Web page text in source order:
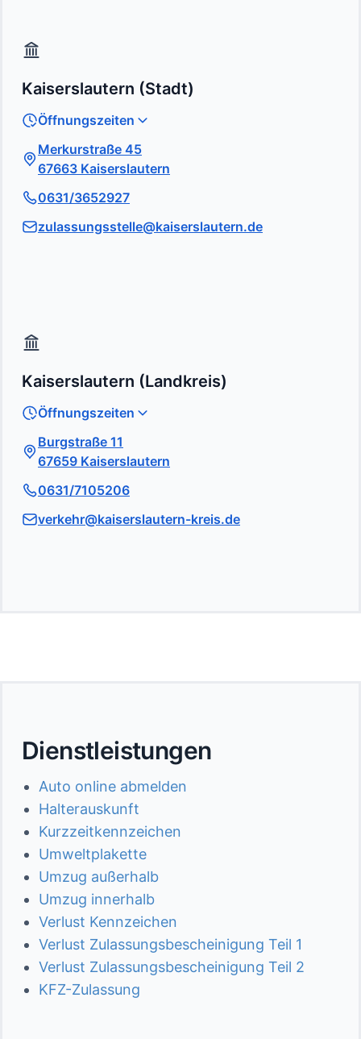
Kaiserslautern (Stadt)
Öffnungszeiten
Merkurstraße 45
67663 Kaiserslautern
0631/3652927
zulassungsstelle@kaiserslautern.de
Kaiserslautern (Landkreis)
Öffnungszeiten
Burgstraße 11
67659 Kaiserslautern
0631/7105206
verkehr@kaiserslautern-kreis.de
Dienstleistungen
Auto online abmelden
Halterauskunft
Kurzzeitkennzeichen
Umweltplakette
Umzug außerhalb
Umzug innerhalb
Verlust Kennzeichen
Verlust Zulassungsbescheinigung Teil 1
Verlust Zulassungsbescheinigung Teil 2
KFZ-Zulassung